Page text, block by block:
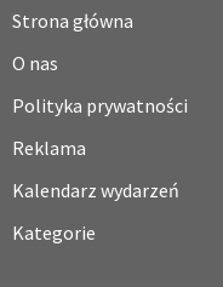
Strona główna
O nas
Polityka prywatności
Reklama
Kalendarz wydarzeń
Kategorie